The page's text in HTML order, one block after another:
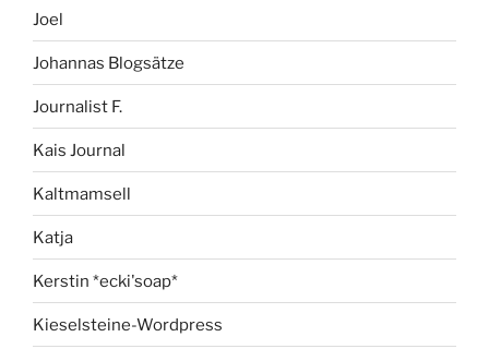
Joel
Johannas Blogsätze
Journalist F.
Kais Journal
Kaltmamsell
Katja
Kerstin *ecki'soap*
Kieselsteine-Wordpress